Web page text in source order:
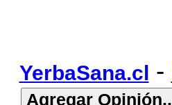
YerbaSana.cl -